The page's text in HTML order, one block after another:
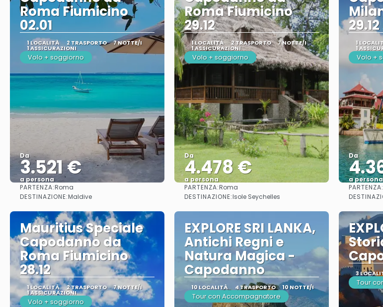
Roma Fiumicino
02.01
1 LOCALITÀ 2 TRASPORTO 7 NOTTE/I
1 ASSICURAZIONI
Volo + soggiorno
Da
3.521 €
a persona
Vedere
PARTENZA:Roma
DESTINAZIONE:Maldive
Roma Fiumicino
29.12
1 LOCALITÀ 2 TRASPORTO 7 NOTTE/I
1 ASSICURAZIONI
Volo + soggiorno
Da
4.478 €
a persona
Vedere
PARTENZA:Roma
DESTINAZIONE:Isole Seychelles
29.12
1
1
Volo +
Da
a persona
PARTENZA:
Mauritius Speciale
Capodanno da
Roma Fiumicino
28.12
1 LOCALITÀ 2 TRASPORTO 7 NOTTE/I
1 ASSICURAZIONI
Volo + soggiorno
EXPLORE SRI LANKA,
Antichi Regni e
Natura Magica -
Capodanno
10 LOCALITÀ 4 TRASPORTO 10 NOTTE/I
Tour con Accompagnatore
3
Tour